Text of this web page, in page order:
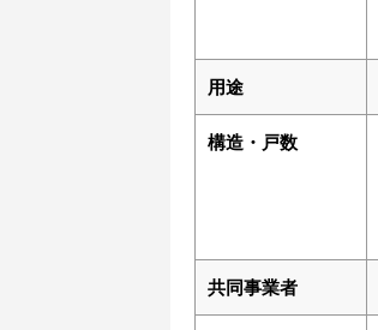
用途
構造・戸数
共同事業者